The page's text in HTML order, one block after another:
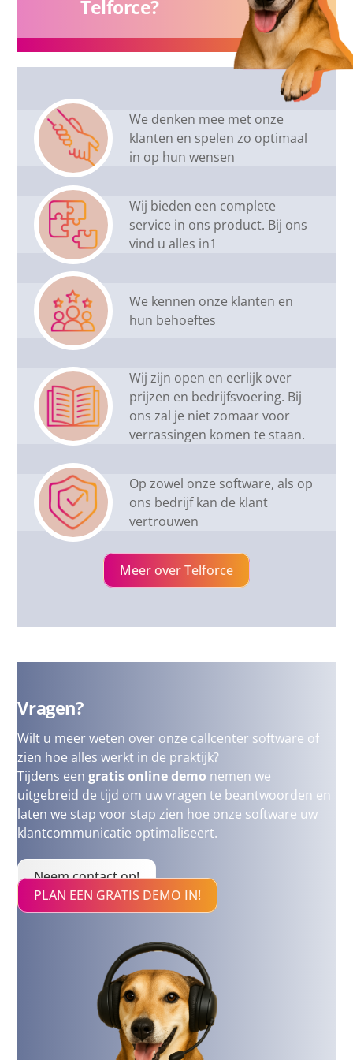
Telforce?
We denken mee met onze
klanten en spelen zo optimaal
in op hun wensen
Wij bieden een complete
service in ons product. Bij ons
vind u alles in1
We kennen onze klanten en
hun behoeftes
Wij zijn open en eerlijk over
prijzen en bedrijfsvoering. Bij
ons zal je niet zomaar voor
verrassingen komen te staan.
Op zowel onze software, als op
ons bedrijf kan de klant
vertrouwen
Meer over Telforce
Vragen?
Wilt u meer weten over onze callcenter software of
zien hoe alles werkt in de praktijk?
Tijdens eengratis online demo nemen we
uitgebreid de tijd om uw vragen te beantwoorden en
laten we stap voor stap zien hoe onze software uw
klantcommunicatie optimaliseert.
Neem contact op!
PLAN EEN GRATIS DEMO IN!